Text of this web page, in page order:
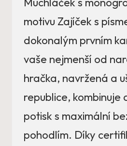
motivu Zajíček s
dokonalým prvním
vaše nejmenší od
hračka, navržená a
republice, kombinuje
potisk s maximální
pohodlím. Díky